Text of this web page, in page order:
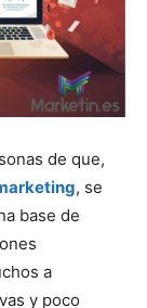
de que,
, se
base de
a
y poco